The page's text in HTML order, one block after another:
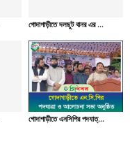
গোদাগাড়ীতে দলছুট বানর এর ...
গোদাগাড়ীতে এনসিপির পদযাত্...